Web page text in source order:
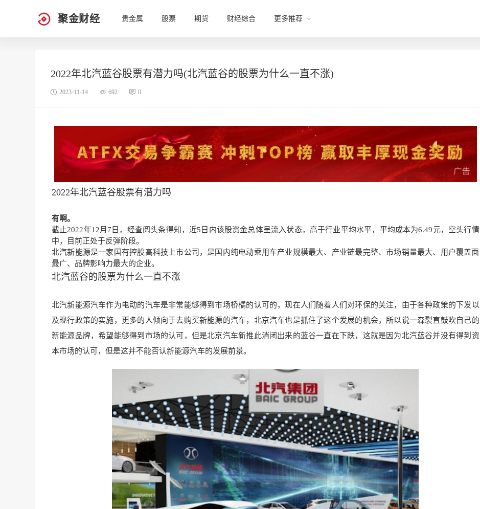
聚金财经 贵金属 股票 期货 财经综合 更多推荐
2022年北汽蓝谷股票有潜力吗(北汽蓝谷的股票为什么一直不涨)
2023-11-14 692 0
2022年北汽蓝谷股票有潜力吗
有啊。
截止2022年12月7日，经查阅头条得知，近5日内该股资金总体呈流入状态，高于行业平均水平，平均成本为6.49元，空头行情
中，目前正处于反弹阶段。
北汽新能源是一家国有控股高科技上市公司，是国内纯电动乘用车产业规模最大、产业链最完整、市场销量最大、用户覆盖面
最广、品牌影响力最大的企业。
北汽蓝谷的股票为什么一直不涨
北汽新能源汽车作为电动的汽车是非常能够得到市场桥橘的认可的，现在人们随着人们对环保的关注，由于各种政策的下发以
及现行政策的实施，更多的人倾向于去购买新能源的汽车，北京汽车也是抓住了这个发展的机会，所以说一森裂直鼓吹自己的
新能源品牌，希望能够得到市场的认可，但是北京汽车新推此消闭出来的蓝谷一直在下跌，这就是因为北汽蓝谷并没有得到资
本市场的认可，但是这并不能否认新能源汽车的发展前景。